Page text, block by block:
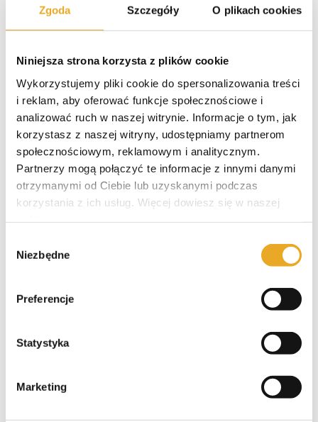
Zgoda Szczegóły O plikach cookies
Niniejsza strona korzysta z plików cookie
Wykorzystujemy pliki cookie do spersonalizowania treści
i reklam, aby oferować funkcje społecznościowe i
analizować ruch w naszej witrynie. Informacje o tym, jak
korzystasz z naszej witryny, udostępniamy partnerom
społecznościowym, reklamowym i analitycznym.
Partnerzy mogą połączyć te informacje z innymi danymi
otrzymanymi od Ciebie lub uzyskanymi podczas
korzystania z ich usług. Więcej dowiesz się w naszej
zgody
Niezbędne
Preferencje
Statystyka
Marketing
Polecane kredyty
Smartney – opinie i recenzja
Santander kredyt gotówkowy